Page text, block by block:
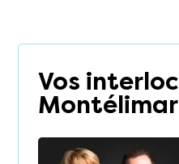
Vos
Montélimar